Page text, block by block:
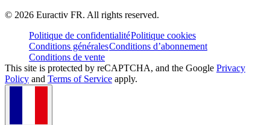
© 2026 Euractiv FR. All rights reserved.
Politique de confidentialitéPolitique cookies
Conditions généralesConditions d’abonnement
Conditions de vente
This site is protected by reCAPTCHA, and the Google Privacy
Policy and Terms of Service apply.